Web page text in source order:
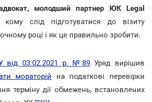
молодший партнер ЮК Legal
кому слід підготуватися до візиту
році і як це правильно зробити.
від 03.02.2021 р. №89Уряд вирішив
мораторій на податкові перевірки
терміну дії обмежень, встановлених